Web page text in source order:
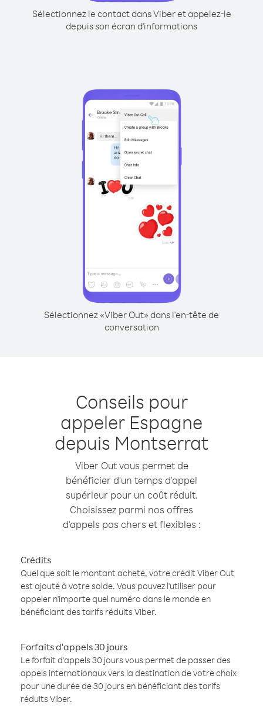
Sélectionnez le contact dans Viber et appelez-le
depuis son écran d'informations
Sélectionnez «Viber Out» dans l'en-tête de
conversation
Conseils pour
appeler Espagne
depuis Montserrat
Viber Out vous permet de
bénéficier d'un temps d'appel
supérieur pour un coût réduit.
Choisissez parmi nos offres
d'appels pas chers et flexibles :
Crédits
Quel que soit le montant acheté, votre crédit Viber Out
est ajouté à votre solde. Vous pouvez l'utiliser pour
appeler n'importe quel numéro dans le monde en
bénéficiant des tarifs réduits Viber.
Forfaits d'appels 30 jours
Le forfait d'appels 30 jours vous permet de passer des
appels internationaux vers la destination de votre choix
pour une durée de 30 jours en bénéficiant des tarifs
réduits Viber.